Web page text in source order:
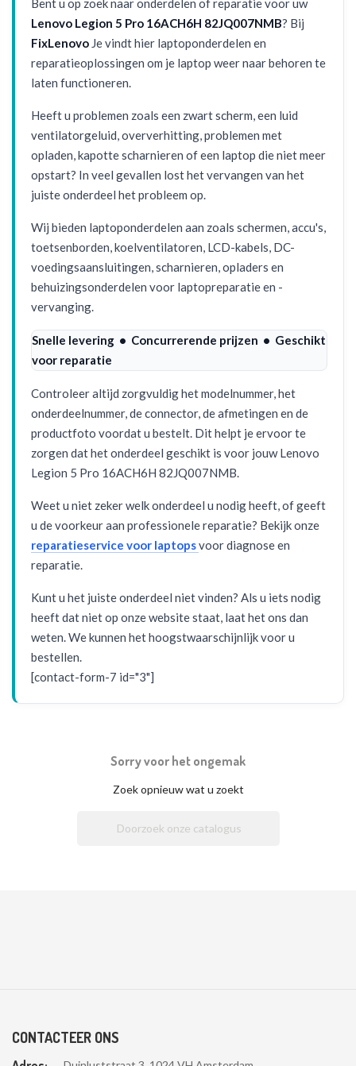
Bent u op zoek naar onderdelen of reparatie voor uw
Lenovo Legion 5 Pro 16ACH6H 82JQ007NMB? Bij
FixLenovo Je vindt hier laptoponderdelen en
reparatieoplossingen om je laptop weer naar behoren te
laten functioneren.
Heeft u problemen zoals een zwart scherm, een luid
ventilatorgeluid, oververhitting, problemen met
opladen, kapotte scharnieren of een laptop die niet meer
opstart? In veel gevallen lost het vervangen van het
juiste onderdeel het probleem op.
Wij bieden laptoponderdelen aan zoals schermen, accu's,
toetsenborden, koelventilatoren, LCD-kabels, DC-
voedingsaansluitingen, scharnieren, opladers en
behuizingsonderdelen voor laptopreparatie en -
vervanging.
Snelle levering • Concurrerende prijzen • Geschikt
voor reparatie
Controleer altijd zorgvuldig het modelnummer, het
onderdeelnummer, de connector, de afmetingen en de
productfoto voordat u bestelt. Dit helpt je ervoor te
zorgen dat het onderdeel geschikt is voor jouw Lenovo
Legion 5 Pro 16ACH6H 82JQ007NMB.
Weet u niet zeker welk onderdeel u nodig heeft, of geeft
u de voorkeur aan professionele reparatie? Bekijk onze
reparatieservice voor laptopsvoor diagnose en
reparatie.
Kunt u het juiste onderdeel niet vinden? Als u iets nodig
heeft dat niet op onze website staat, laat het ons dan
weten. We kunnen het hoogstwaarschijnlijk voor u
bestellen.
[contact-form-7 id="3"]
Sorry voor het ongemak
Zoek opnieuw wat u zoekt
CONTACTEER ONS